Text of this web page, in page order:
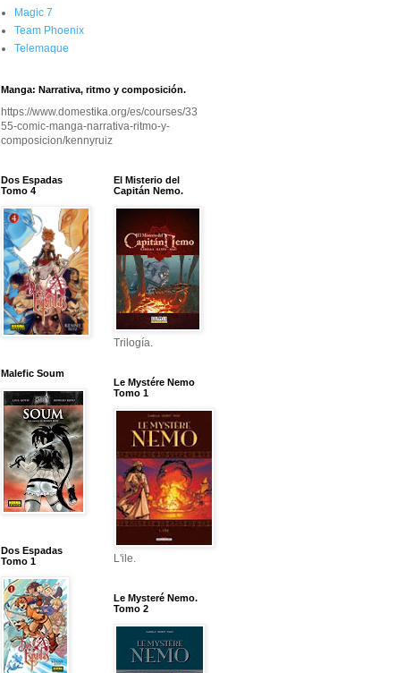
Magic 7
Team Phoenix
Telemaque
Manga: Narrativa, ritmo y composición.
https://www.domestika.org/es/courses/33
55-comic-manga-narrativa-ritmo-y-
composicion/kennyruiz
Dos Espadas
Tomo 4
Malefic Soum
Dos Espadas
Tomo 1
El Misterio del
Capitán Nemo.
Trilogía.
Le Mystére Nemo
Tomo 1
L'ile.
Le Mysteré Nemo.
Tomo 2